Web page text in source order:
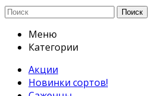
Поиск
Меню
Категории
Акции
Новинки сортов!